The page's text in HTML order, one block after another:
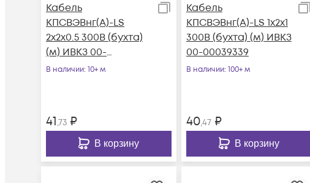
Кабель
КПСВЭВнг(А)-LS
2х2х0.5 300В (бухта)
(м) ИВКЗ 00-
00039344
В наличии: 10+ м
41,73 ₽
В корзину
Кабель
КПСВЭВнг(А)-LS 1х2х1
300В (бухта) (м) ИВКЗ
00-00039339
В наличии: 100+ м
40,47₽
В корзину